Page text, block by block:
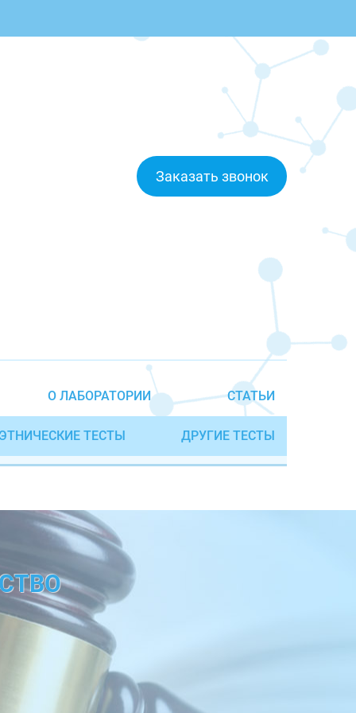
Заказать звонок
О ЛАБОРАТОРИИ СТАТЬИ
ТЕСТЫ ДРУГИЕ ТЕСТЫ